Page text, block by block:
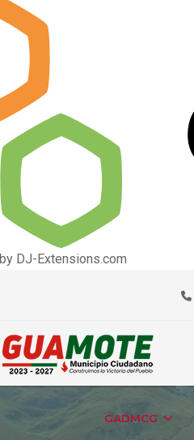
by DJ-Extensions.com
GADMCG